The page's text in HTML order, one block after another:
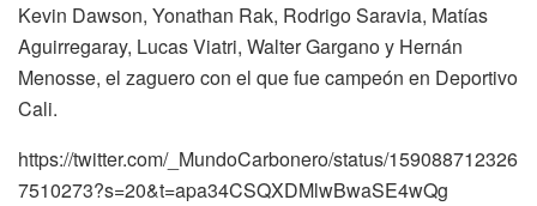
Kevin Dawson, Yonathan Rak, Rodrigo Saravia, Matías
Aguirregaray, Lucas Viatri, Walter Gargano y Hernán
Menosse, el zaguero con el que fue campeón en Deportivo
Cali.
https://twitter.com/_MundoCarbonero/status/159088712326
7510273?s=20&t=apa34CSQXDMlwBwaSE4wQg